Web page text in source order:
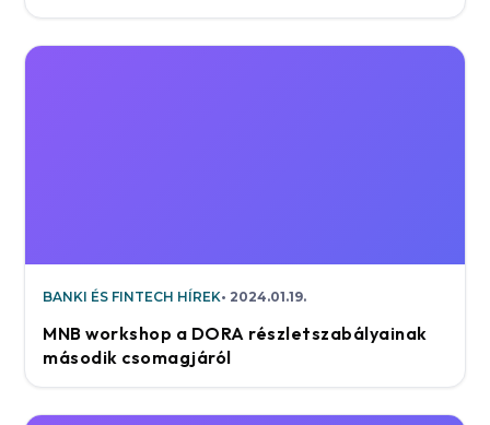
BANKI ÉS FINTECH HÍREK 2024.01.19.
MNB workshop a DORA részletszabályainak
második csomagjáról